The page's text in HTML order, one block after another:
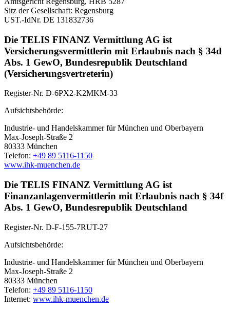
Sitz der Gesellschaft: Regensburg
UST.-IdNr. DE 131832736
Die TELIS FINANZ Vermittlung AG ist
Versicherungsvermittlerin mit Erlaubnis nach § 34d
Abs. 1 GewO, Bundesrepublik Deutschland
(Versicherungsvertreterin)
Register-Nr. D-6PX2-K2MKM-33
Aufsichtsbehörde:
Industrie- und Handelskammer für München und Oberbayern
Max-Joseph-Straße 2
80333 München
Telefon: +49 89 5116-1150
www.ihk-muenchen.de
Die TELIS FINANZ Vermittlung AG ist
Finanzanlagenvermittlerin mit Erlaubnis nach § 34f
Abs. 1 GewO, Bundesrepublik Deutschland
Register-Nr. D-F-155-7RUT-27
Aufsichtsbehörde:
Industrie- und Handelskammer für München und Oberbayern
Max-Joseph-Straße 2
80333 München
Telefon: +49 89 5116-1150
Internet: www.ihk-muenchen.de